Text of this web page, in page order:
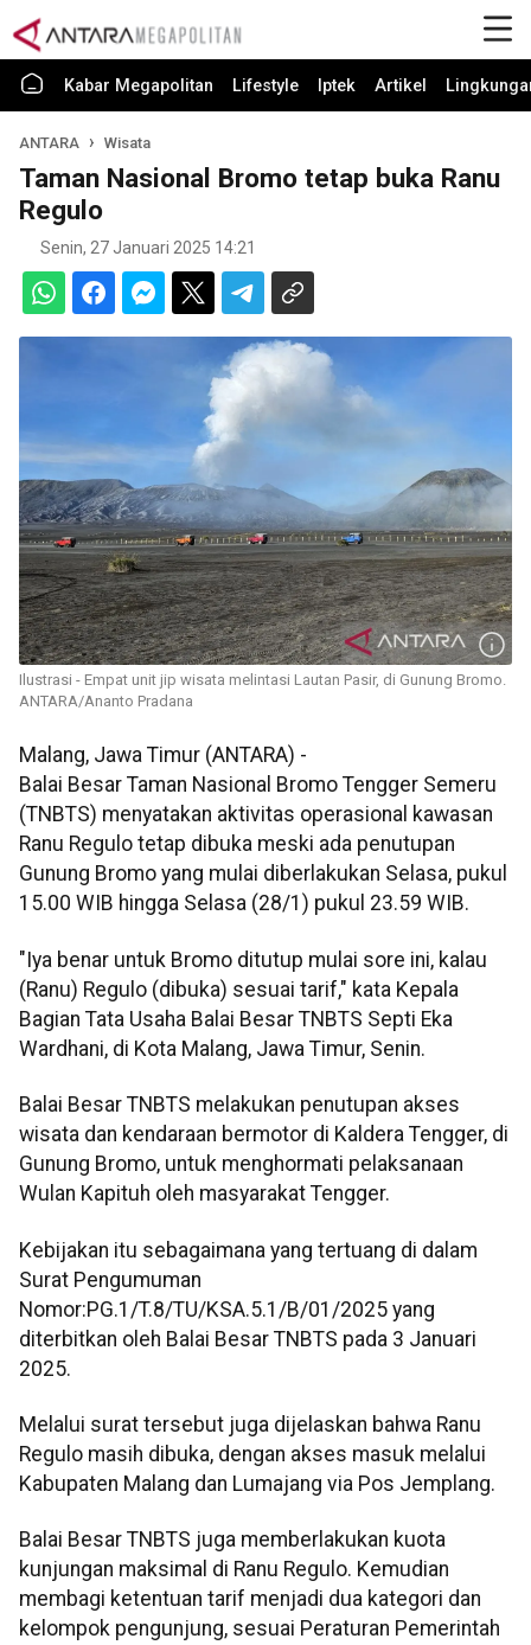
Kabar Megapolitan Lifestyle Iptek Artikel
ANTARA Wisata
Taman Nasional Bromo tetap buka Ranu
Regulo
Senin, 27 Januari 2025 14:21
Ilustrasi - Empat unit jip wisata melintasi Lautan Pasir, di Gunung Bromo.
ANTARA/Ananto Pradana
Malang, Jawa Timur (ANTARA) -
Balai Besar Taman Nasional Bromo Tengger Semeru
(TNBTS) menyatakan aktivitas operasional kawasan
Ranu Regulo tetap dibuka meski ada penutupan
Gunung Bromo yang mulai diberlakukan Selasa, pukul
15.00 WIB hingga Selasa (28/1) pukul 23.59 WIB.
"Iya benar untuk Bromo ditutup mulai sore ini, kalau
(Ranu) Regulo (dibuka) sesuai tarif," kata Kepala
Bagian Tata Usaha Balai Besar TNBTS Septi Eka
Wardhani, di Kota Malang, Jawa Timur, Senin.
Balai Besar TNBTS melakukan penutupan akses
wisata dan kendaraan bermotor di Kaldera Tengger, di
Gunung Bromo, untuk menghormati pelaksanaan
Wulan Kapituh oleh masyarakat Tengger.
Kebijakan itu sebagaimana yang tertuang di dalam
Surat Pengumuman
Nomor:PG.1/T.8/TU/KSA.5.1/B/01/2025 yang
diterbitkan oleh Balai Besar TNBTS pada 3 Januari
2025.
Melalui surat tersebut juga dijelaskan bahwa Ranu
Regulo masih dibuka, dengan akses masuk melalui
Kabupaten Malang dan Lumajang via Pos Jemplang.
Balai Besar TNBTS juga memberlakukan kuota
kunjungan maksimal di Ranu Regulo. Kemudian
membagi ketentuan tarif menjadi dua kategori dan
kelompok pengunjung, sesuai Peraturan Pemerintah